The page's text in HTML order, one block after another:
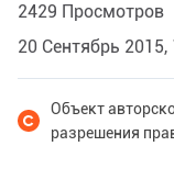
2429 Просмотров
20 Сентябрь 2015,
Объект
разрешения